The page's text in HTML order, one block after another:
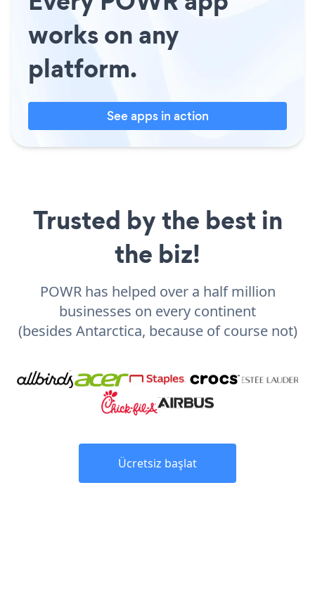
works on any
platform.
See apps in action
Trusted by the best in
the biz!
POWR has helped over a half million
businesses on every continent
(besides Antarctica, because of course not)
Ücretsiz başlat